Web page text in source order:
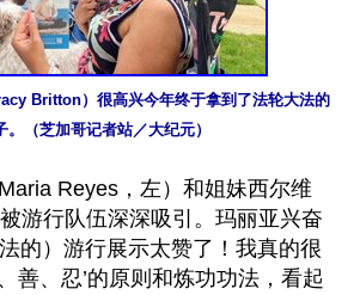
Britton）很高兴今年终于拿到了法轮大法的
。（芝加哥记者站／大纪元）
Reyes，左）和姐妹西尔维
游行队伍深深吸引。玛丽亚兴奋
的）游行展示太赞了！我真的很
善、忍’的原则和炼功功法，看起